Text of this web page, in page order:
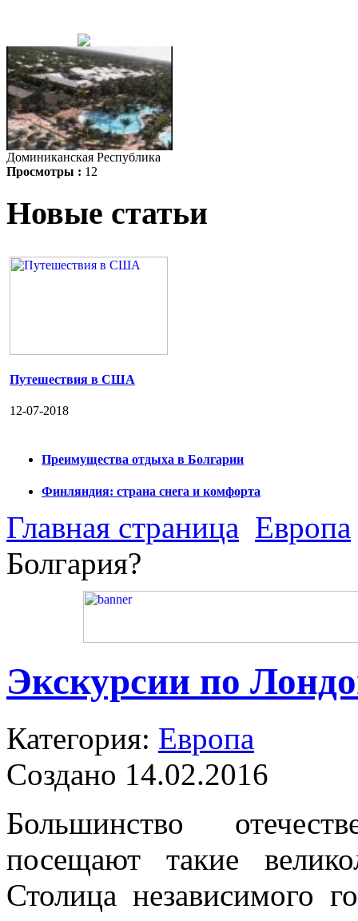
Доминиканская Республика
Просмотры : 12
Новые статьи
Путешествия в США
12-07-2018
Преимущества отдыха в Болгарии
Финляндия: страна снега и комфорта
Главная страница Европа
Болгария?
Экскурсии по
Категория: Европа
Создано 14.02.2016
Большинство
посещают такие
Столица независимого